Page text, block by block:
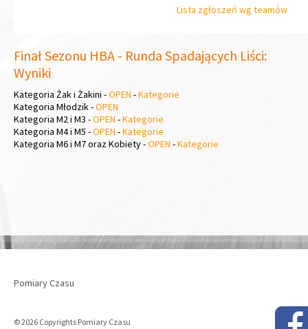
Lista zgłoszeń wg teamów
Finał Sezonu HBA - Runda Spadających Liści:
Wyniki
Kategoria Żak i Żakini -OPEN -Kategorie
Kategoria Młodzik -OPEN
Kategoria M2 i M3 -OPEN -Kategorie
Kategoria M4 i M5 -OPEN -Kategorie
Kategoria M6 i M7 oraz Kobiety -OPEN -Kategorie
Pomiary Czasu
© 2026 Copyrights Pomiary Czasu